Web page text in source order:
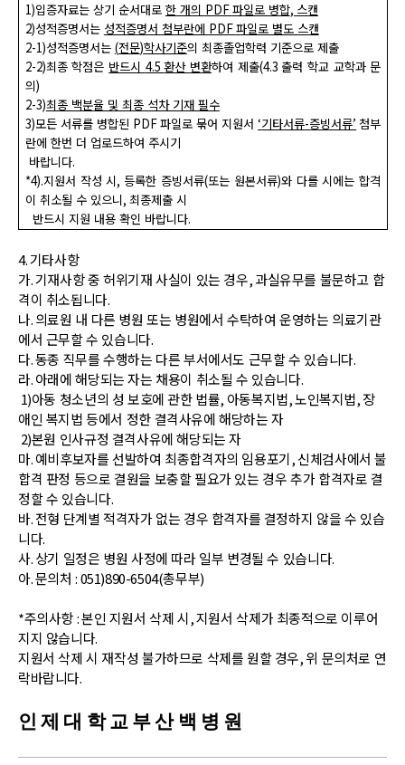
1)입증자료는 상기 순서대로 한 개의 PDF파일로 병합, 스캔
2)성적증명서는 성적증명서 첨부란에 PDF파일로 별도 스캔
2-1)성적증명서는 (전문)학사기준의 최종졸업학력 기준으로 제출
2-2)최종 학점은 반드시 4.5환산 변환하여 제출(4.3 출력 학교 교학과 문
의)
2-3)최종 백분율 및 최종 석차 기재 필수
3)모든 서류를 병합된 PDF파일로 묶어 지원서‘기타서류-증빙서류’ 첨부
란에 한번 더 업로드하여 주시기
바랍니다.
*4).지원서 작성 시, 등록한 증빙서류(또는 원본서류)와 다를 시에는 합격
이 취소될 수 있으니, 최종제출 시
반드시 지원 내용 확인 바랍니다.
4.기타사항
가.기재사항 중 허위기재 사실이 있는 경우,과실유무를 불문하고 합
격이 취소됩니다.
나.의료원 내 다른 병원 또는 병원에서 수탁하여 운영하는 의료기관
에서 근무할 수 있습니다.
다.동종 직무를 수행하는 다른 부서에서도 근무할 수 있습니다.
라.아래에 해당되는 자는 채용이 취소될 수 있습니다.
1)아동 청소년의 성 보호에 관한 법률, 아동복지법,노인복지법,장
애인 복지법 등에서 정한 결격사유에 해당하는 자
2)본원 인사규정 결격사유에 해당되는 자
마.예비후보자를 선발하여 최종합격자의 임용포기,신체검사에서 불
합격 판정 등으로 결원을 보충할 필요가 있는 경우 추가 합격자로 결
정할 수 있습니다.
바.전형 단계별 적격자가 없는 경우 합격자를 결정하지 않을 수 있습
니다.
사.상기 일정은 병원 사정에 따라 일부 변경될 수 있습니다.
아.문의처: 051)890-6504(총무부)
*주의사항:본인 지원서 삭제 시,지원서 삭제가 최종적으로 이루어
지지 않습니다.
지원서 삭제 시 재작성 불가하므로 삭제를 원할 경우,위 문의처로 연
락바랍니다.
인 제 대 학 교 부 산 백 병 원